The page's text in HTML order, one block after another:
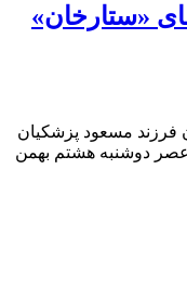
«ستارخان»
فرزند مسعود پزشکیان
دوشنبه هشتم بهمن